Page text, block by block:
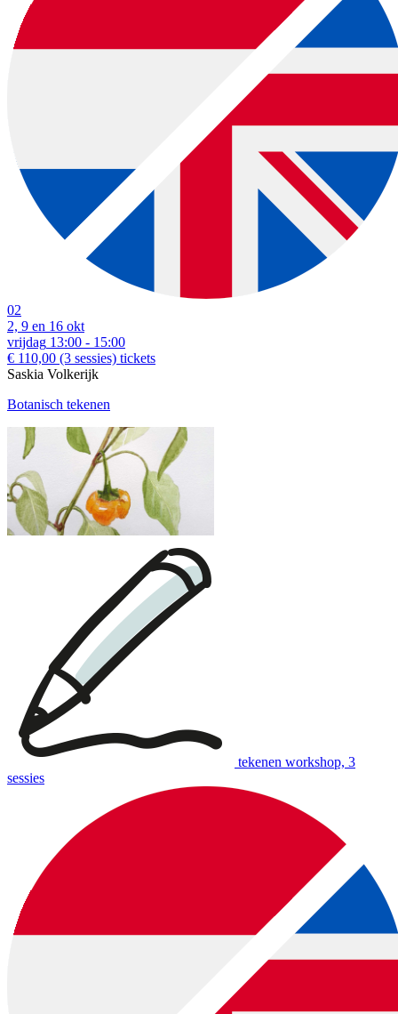
02
2, 9 en 16 okt
vrijdag 13:00 - 15:00
€ 110,00 (3 sessies) tickets
Saskia Volkerijk
Botanisch tekenen
tekenen workshop, 3
sessies